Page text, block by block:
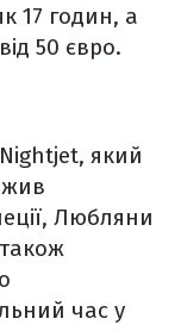
17 годин, а
50 євро.
який
Любляни
час у